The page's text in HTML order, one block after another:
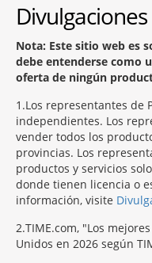
Divulgaciones
Nota: Este sitio web es
debe entenderse como
oferta de ningún
1 Los representantes de
independientes. Los
vender todos los
provincias. Los
productos y servicios
donde tienen licencia o
información, visite
2 TIME.com, "Los
Unidos en 2026 según